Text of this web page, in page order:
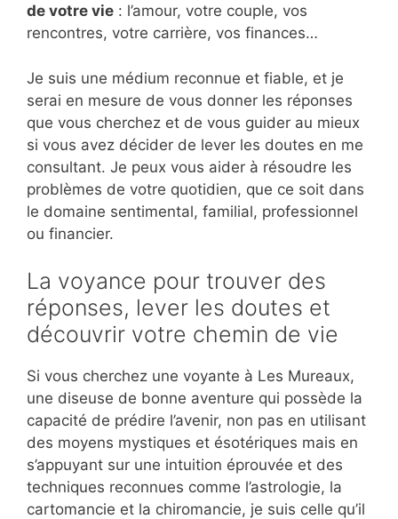
de votre vie : l’amour, votre couple, vos
rencontres, votre carrière, vos finances…
Je suis une médium reconnue et fiable, et je
serai en mesure de vous donner les réponses
que vous cherchez et de vous guider au mieux
si vous avez décider de lever les doutes en me
consultant. Je peux vous aider à résoudre les
problèmes de votre quotidien, que ce soit dans
le domaine sentimental, familial, professionnel
ou financier.
La voyance pour trouver des
réponses, lever les doutes et
découvrir votre chemin de vie
Si vous cherchez une voyante à Les Mureaux,
une diseuse de bonne aventure qui possède la
capacité de prédire l’avenir, non pas en utilisant
des moyens mystiques et ésotériques mais en
s’appuyant sur une intuition éprouvée et des
techniques reconnues comme l’astrologie, la
cartomancie et la chiromancie, je suis celle qu’il